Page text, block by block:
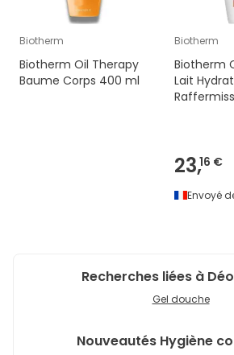
Biotherm
Biotherm Oil Therapy
Baume Corps 400 ml
Biotherm
Biotherm
Lait
23,16 €
Envoyé
Recherches liées à
Gel douche
Nouveautés Hygiène